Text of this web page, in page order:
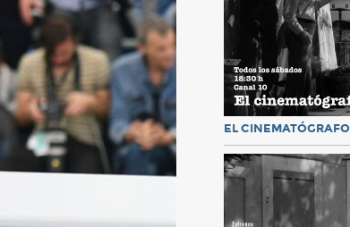
EL CINEMATÓGRAFO